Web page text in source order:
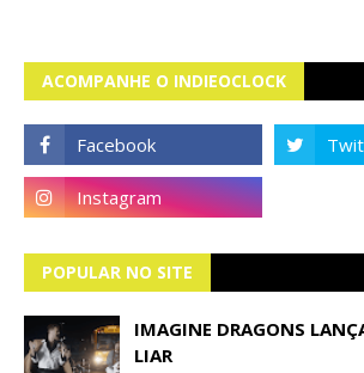
ACOMPANHE O INDIEOCLOCK
POPULAR NO SITE
IMAGINE DRAGONS
LIAR